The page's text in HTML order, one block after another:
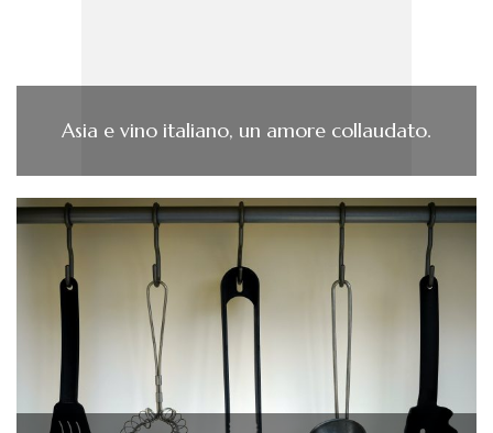
Asia e vino italiano, un amore collaudato.